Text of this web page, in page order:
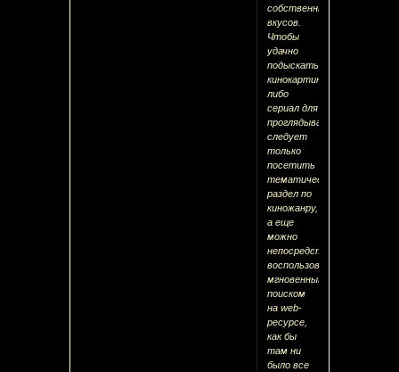
собственных
вкусов.
Чтобы
удачно
подыскать
кинокартину
либо
сериал для
проглядывания
следует
только
посетить
тематический
раздел по
киножанру,
а еще
можно
непосредственно
воспользоваться
мгновенным
поиском
на web-
ресурсе,
как бы
там ни
было все